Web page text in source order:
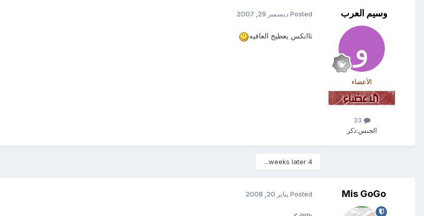
وسيم العرب
الأعضاء
الجنس:ذكر
Posted ديسمبر 29, 2007
ثاانكس يعطيج العافيه
4 weeks later...
Mis GoGo
Posted يناير 20, 2008